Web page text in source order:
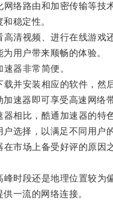
络路由和加密传输等技
稳定性。
视频、进行在线游戏还
用户带来顺畅的体验。
器非常简便。
安装相应的软件，然
速器即可享受高速网络
比，酷通加速器的特
选择，以满足不同用户
市场上备受好评的原因
段还是地理位置较为
一流的网络连接。